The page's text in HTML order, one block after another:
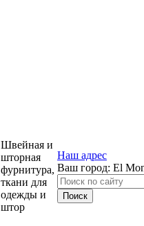
Швейная и
шторная
фурнитура,
ткани для
одежды и
штор
Наш адрес
Ваш город: El